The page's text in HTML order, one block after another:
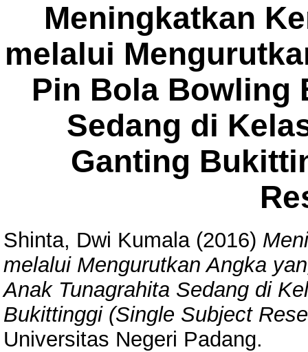
Meningkatkan
melalui
Pin Bola Bowling
Sedang di
Ganting
Shinta, Dwi Kumala(2016)
melalui Mengurutkan Angka
Anak Tunagrahita Sedang di
Bukittinggi (Single Subject
Universitas Negeri Padang.